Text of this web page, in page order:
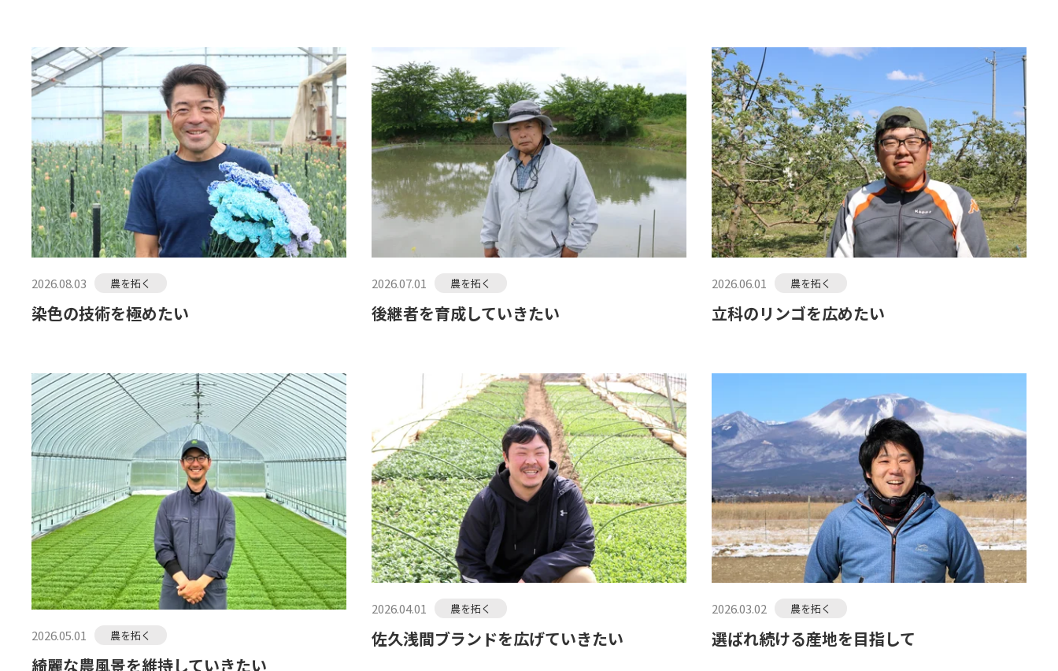
2026.08.03 農を拓く
染色の技術を極めたい
2026.07.01 農を拓く
後継者を育成していきたい
2026.06.01 農を拓く
立科のリンゴを広めたい
2026.05.01 農を拓く
綺麗な農風景を維持していきたい
2026.04.01 農を拓く
佐久浅間ブランドを広げていきたい
2026.03.02 農を拓く
選ばれ続ける産地を目指して